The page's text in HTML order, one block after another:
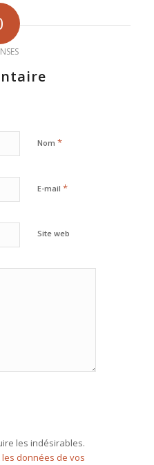
Nom *
E-mail *
Site web
les indésirables.
données de vos